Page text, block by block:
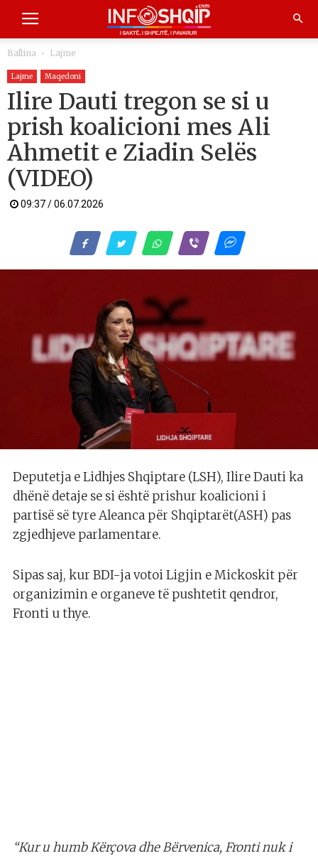
Ballina Lajme
Lajme Maqedoni
Ilire Dauti tregon se si u
prish koalicioni mes Ali
Ahmetit e Ziadin Selës
(VIDEO)
09:37 / 06.07.2026
Deputetja e Lidhjes Shqiptare (LSH), Ilire Dauti ka
dhënë detaje se si është prishur koalicioni i
partisë së tyre Aleanca për Shqiptarët(ASH) pas
zgjedhjeve parlamentare.
Sipas saj, kur BDI-ja votoi Ligjin e Mickoskit për
organizimin e organeve të pushtetit qendror,
Fronti u thye.
“Kur u humb Kërçova dhe Bërvenica, Fronti nuk i